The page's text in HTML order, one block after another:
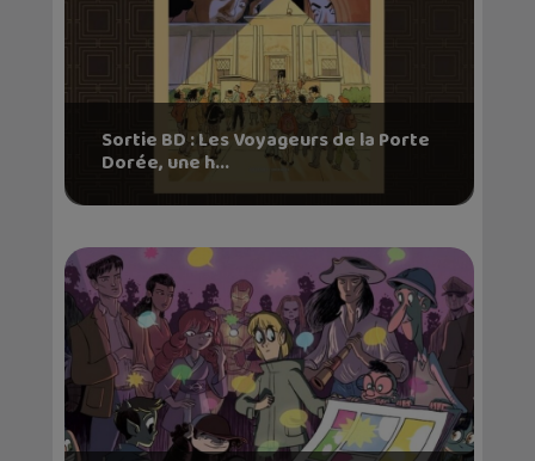
Sortie BD : Les Voyageurs de la Porte
Dorée, une h...